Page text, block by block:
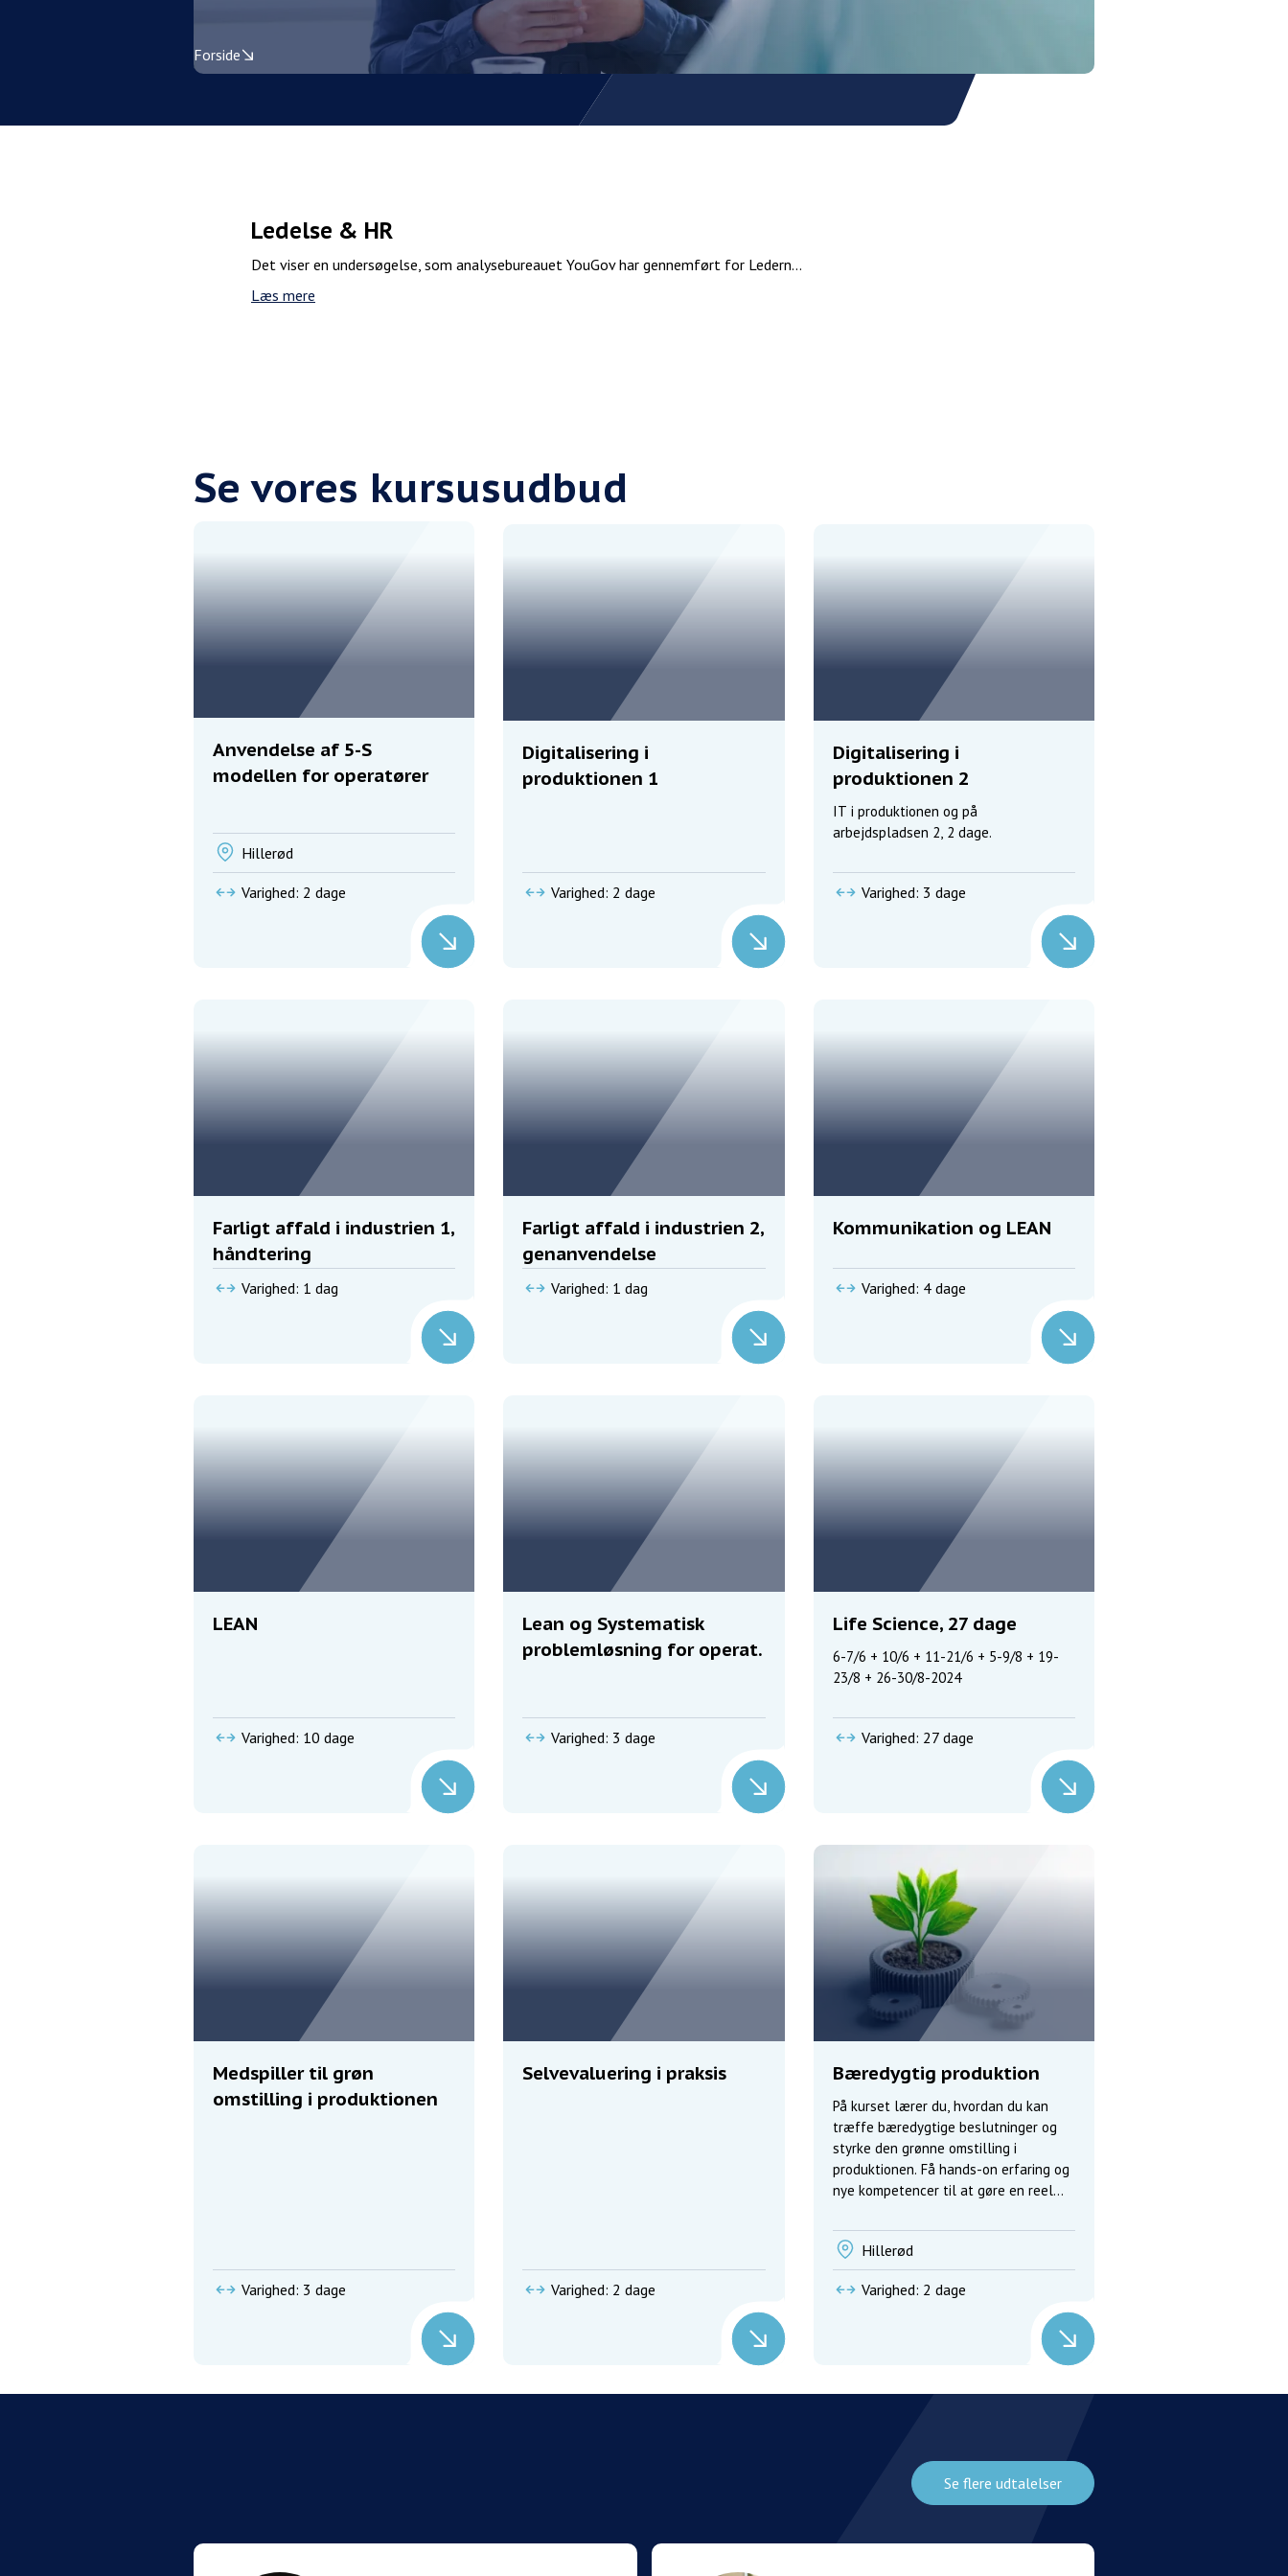
Forside
Ledelse & HR
Det viser en undersøgelse, som analysebureauet YouGov har gennemført for Ledern...
Læs mere
Se vores kursusudbud
Anvendelse af 5-S
modellen for operatører
Hillerød
Varighed: 2 dage
Digitalisering i
produktionen 1
Varighed: 2 dage
Digitalisering i
produktionen 2
IT i produktionen og på
arbejdspladsen 2, 2 dage.
Varighed: 3 dage
Farligt affald i industrien 1,
håndtering
Varighed: 1 dag
Farligt affald i industrien 2,
genanvendelse
Varighed: 1 dag
Kommunikation og LEAN
Varighed: 4 dage
LEAN
Varighed: 10 dage
Lean og Systematisk
problemløsning for operat.
Varighed: 3 dage
Life Science, 27 dage
6-7/6 + 10/6 + 11-21/6 + 5-9/8 + 19-
23/8 + 26-30/8-2024
Varighed: 27 dage
Medspiller til grøn
omstilling i produktionen
Varighed: 3 dage
Selvevaluering i praksis
Varighed: 2 dage
Bæredygtig produktion
På kurset lærer du, hvordan du kan
træffe bæredygtige beslutninger og
styrke den grønne omstilling i
produktionen. Få hands-on erfaring og
nye kompetencer til at gøre en reel
Hillerød
Varighed: 2 dage
Se flere udtalelser